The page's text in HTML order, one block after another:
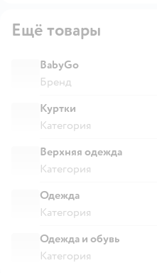
Ещё товары
BabyGo
Бренд
Куртки
Категория
Верхняя одежда
Категория
Одежда
Категория
Одежда и обувь
Категория